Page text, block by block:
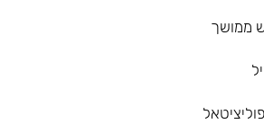
ממושך